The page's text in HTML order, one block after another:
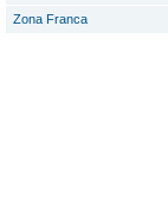
Zona Franca